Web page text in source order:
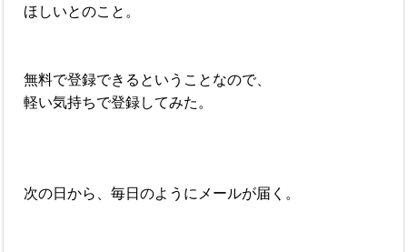
ほしいとのこと。
無料で登録できるということなので、
軽い気持ちで登録してみた。
次の日から、毎日のようにメールが届く。